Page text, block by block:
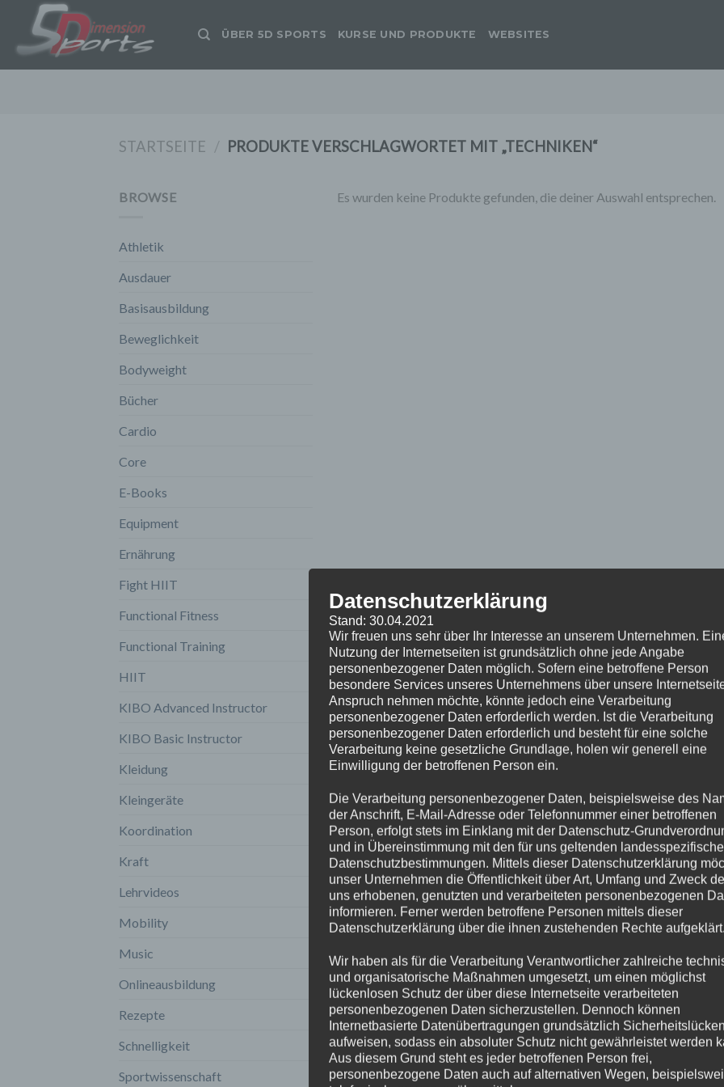
springen
ÜBER 5D SPORTS KURSE UND PRODUKTE WEBSITES
STARTSEITE / PRODUKTE VERSCHLAGWORTET MIT „TECHNIKEN“
BROWSE
Athletik
Ausdauer
Basisausbildung
Beweglichkeit
Bodyweight
Bücher
Cardio
Core
E-Books
Equipment
Ernährung
Fight HIIT
Functional Fitness
Functional Training
HIIT
KIBO Advanced Instructor
KIBO Basic Instructor
Kleidung
Kleingeräte
Koordination
Kraft
Lehrvideos
Mobility
Music
Onlineausbildung
Rezepte
Schnelligkeit
Sportwissenschaft
Es wurden keine Produkte gefunden, die deiner Auswahl entsprechen.
Datenschutzerklärung
Stand: 30.04.2021
Wir freuen uns sehr über Ihr Interesse an unserem Unternehmen.
Nutzung der Internetseiten ist grundsätzlich ohne jede Angabe
personenbezogener Daten möglich. Sofern eine betroffene Person
besondere Services unseres Unternehmens über unsere
Anspruch nehmen möchte, könnte jedoch eine Verarbeitung
personenbezogener Daten erforderlich werden. Ist die Verarbeitung
personenbezogener Daten erforderlich und besteht für eine solche
Verarbeitung keine gesetzliche Grundlage, holen wir generell eine
Einwilligung der betroffenen Person ein.
Die Verarbeitung personenbezogener Daten, beispielsweise des
der Anschrift, E-Mail-Adresse oder Telefonnummer einer betroffenen
Person, erfolgt stets im Einklang mit der Datenschutz-
und in Übereinstimmung mit den für uns geltenden
Datenschutzbestimmungen. Mittels dieser Datenschutzerklärung
unser Unternehmen die Öffentlichkeit über Art, Umfang und Zweck
uns erhobenen, genutzten und verarbeiteten personenbezogenen
informieren. Ferner werden betroffene Personen mittels dieser
Datenschutzerklärung über die ihnen zustehenden Rechte aufgeklärt.
Wir haben als für die Verarbeitung Verantwortlicher zahlreiche
und organisatorische Maßnahmen umgesetzt, um einen möglichst
lückenlosen Schutz der über diese Internetseite verarbeiteten
personenbezogenen Daten sicherzustellen. Dennoch können
Internetbasierte Datenübertragungen grundsätzlich Sicherheitslücken
aufweisen, sodass ein absoluter Schutz nicht gewährleistet werden
Aus diesem Grund steht es jeder betroffenen Person frei,
personenbezogene Daten auch auf alternativen Wegen,